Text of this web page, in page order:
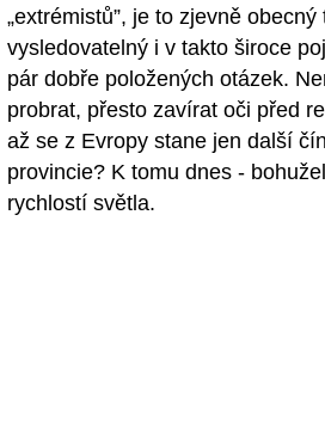
„extrémistů”, je to zjevně
vysledovatelný i v takto široce
pár dobře položených otázek.
probrat, přesto zavírat oči před
až se z Evropy stane jen další
provincie? K tomu dnes -
rychlostí světla.